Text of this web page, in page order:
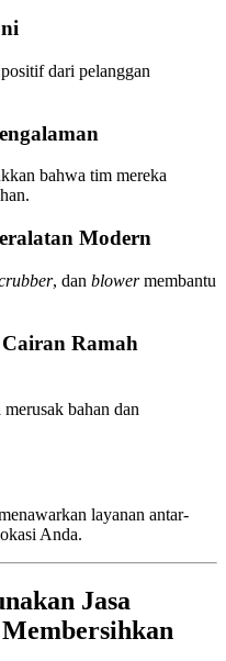
dari pelanggan
bahwa tim mereka
Modern
, dan blowermembantu
Ramah
bahan dan
layanan antar-
Anda.
Jasa